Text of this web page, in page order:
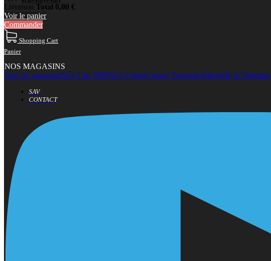
Livraison Total 0,00 €
Voir le panier
Commander
Shopping Cart
Panier
NOS MAGASINS
Tous les magasinsNice Cap 3000Nice CentreCannes TourradesMarseille la Valentine
SAV
CONTACT